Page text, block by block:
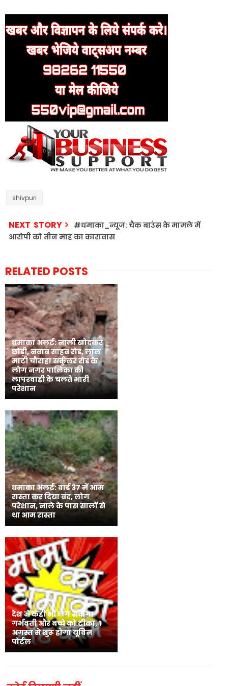
shivpuri
NEXT STORY
#धमाका_न्यूज: चैक बाउंस के मामले में
आरोपी को तीन माह का कारावास
RELATED POSTS
धमाका अलर्ट: नाली खोदकर
छोड़ी, नवाब साहब रोड, लाल
माटी चौराहा सर्कुलर रोड के
लोग नगर पालिका की
लापरवाही के चलते भारी
परेशान
धमाका अलर्ट: वार्ड 37 में आम
रास्ता कर दिया बंद, लोग
परेशान, नाले के पास सालों से
था आम रास्ता
देश में कहीं भी लग सकेगा
गर्भवती और बच्चे को टीका, 1
अगस्त से शुरू होगा यूविन
पोर्टल